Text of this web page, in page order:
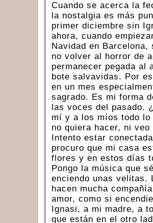
Cuando se acerca la
la nostalgia es más
primer diciembre sin
ahora, cuando
Navidad en
no volver al horror de
permanecer pegada al
bote salvavidas. Por
en un mes
sagrado. Es mi forma
las voces del pasado.
mí y a los míos todo lo
no quiera hacer, ni
Intento estar
procuro que mi casa
flores y en estos días
Pongo la música que
enciendo unas velitas.
hacen mucha
amor, como si
Ignasi, a mi madre, a
que están en el otro